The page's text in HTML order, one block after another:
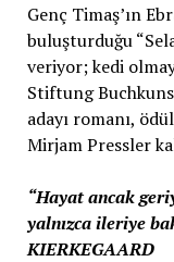
Genç Timaş’ın
buluşturduğu
veriyor; kedi
Stiftung
adayı romanı,
Mirjam Pressler
“Hayat ancak
yalnızca ileriye
KIERKEGAARD